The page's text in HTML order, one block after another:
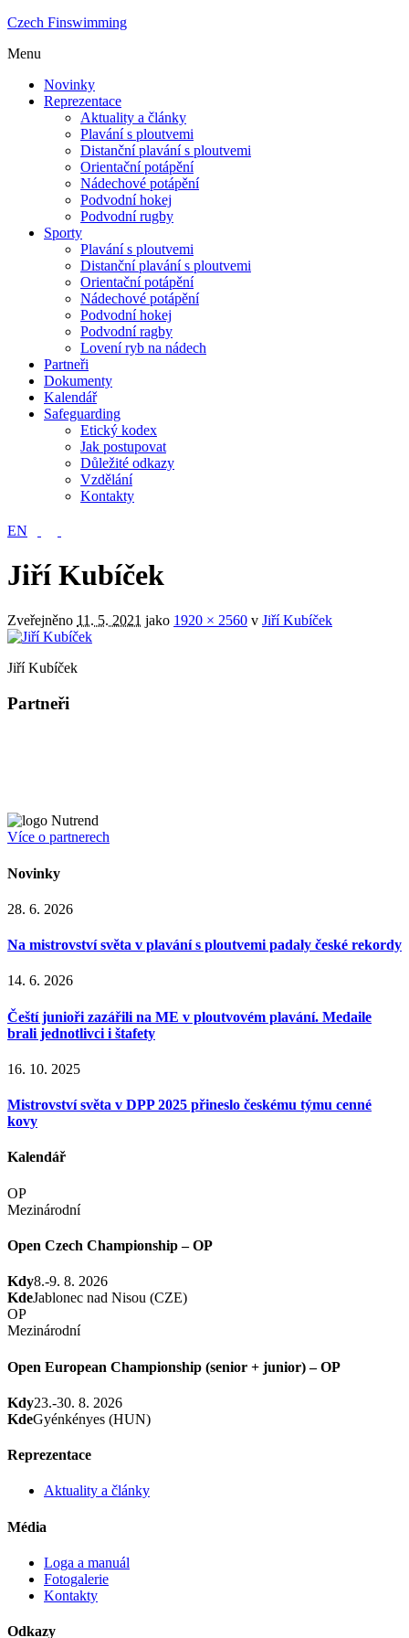
Czech Finswimming
Menu
Novinky
Reprezentace
Aktuality a články
Plavání s ploutvemi
Distanční plavání s ploutvemi
Orientační potápění
Nádechové potápění
Podvodní hokej
Podvodní rugby
Sporty
Plavání s ploutvemi
Distanční plavání s ploutvemi
Orientační potápění
Nádechové potápění
Podvodní hokej
Podvodní ragby
Lovení ryb na nádech
Partneři
Dokumenty
Kalendář
Safeguarding
Etický kodex
Jak postupovat
Důležité odkazy
Vzdělání
Kontakty
EN
Jiří Kubíček
Zveřejněno 11. 5. 2021 jako 1920 × 2560 v Jiří Kubíček
Jiří Kubíček
Partneři
Více o partnerech
Novinky
28. 6. 2026
Na mistrovství světa v plavání s ploutvemi padaly české rekordy
14. 6. 2026
Čeští junioři zazářili na ME v ploutvovém plavání. Medaile
brali jednotlivci i štafety
16. 10. 2025
Mistrovství světa v DPP 2025 přineslo českému týmu cenné
kovy
Kalendář
OP
Mezinárodní
Open Czech Championship – OP
Kdy8.-9. 8. 2026
KdeJablonec nad Nisou (CZE)
OP
Mezinárodní
Open European Championship (senior + junior) – OP
Kdy23.-30. 8. 2026
KdeGyénkényes (HUN)
Reprezentace
Aktuality a články
Média
Loga a manuál
Fotogalerie
Kontakty
Odkazy